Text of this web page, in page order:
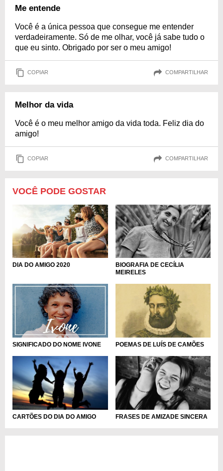
Me entende
Você é a única pessoa que consegue me entender
verdadeiramente. Só de me olhar, você já sabe tudo o
que eu sinto. Obrigado por ser o meu amigo!
COPIAR COMPARTILHAR
Melhor da vida
Você é o meu melhor amigo da vida toda. Feliz dia do
amigo!
COPIAR COMPARTILHAR
VOCÊ PODE GOSTAR
DIA DO AMIGO 2020
BIOGRAFIA DE CECÍLIA
MEIRELES
SIGNIFICADO DO NOME IVONE POEMAS DE LUÍS DE CAMÕES
CARTÕES DO DIA DO AMIGO FRASES DE AMIZADE SINCERA